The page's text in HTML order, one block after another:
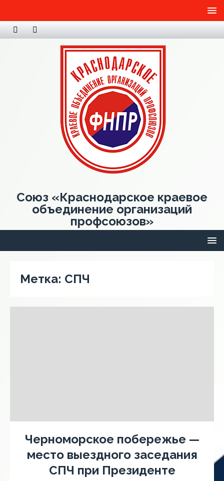
Союз «Краснодарское краевое
объединение организаций
профсоюзов»
Метка: СПЧ
Черноморское побережье —
место выездного заседания
СПЧ при Президенте